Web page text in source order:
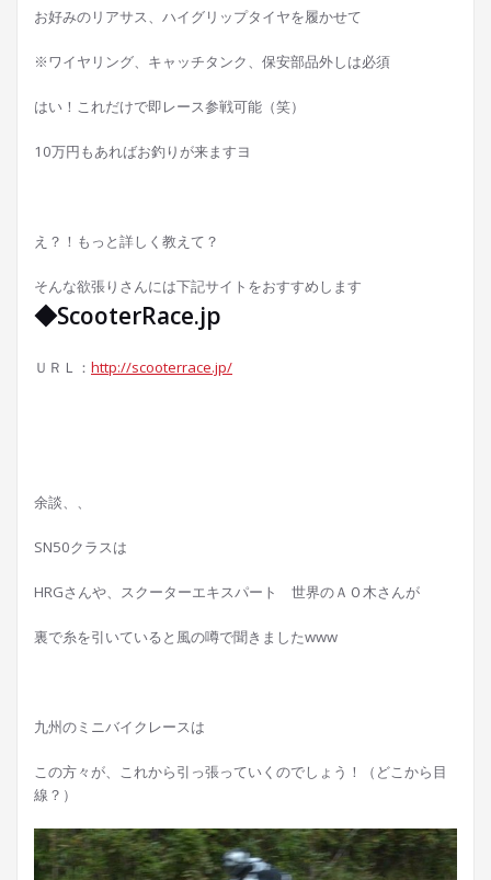
お好みのリアサス、ハイグリップタイヤを履かせて
※ワイヤリング、キャッチタンク、保安部品外しは必須
はい！これだけで即レース参戦可能（笑）
10万円もあればお釣りが来ますヨ
え？！もっと詳しく教えて？
そんな欲張りさんには下記サイトをおすすめします
◆ScooterRace.jp
ＵＲＬ： http://scooterrace.jp/
余談、、
SN50クラスは
HRGさんや、スクーターエキスパート 世界のＡＯ木さんが
裏で糸を引いていると風の噂で聞きましたwww
九州のミニバイクレースは
この方々が、これから引っ張っていくのでしょう！（どこから目
線？）